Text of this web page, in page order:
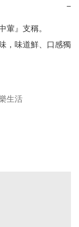
−
葷』支稱。
，味道鮮、口感獨
生活